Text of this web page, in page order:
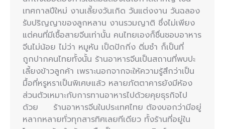
เทศกาลปีใหม่ งานเลี้ยงวันเกิด วันแต่งงาน วันฉลอง
รับปริญญาของลูกหลาน งานรวมญาติ ซึ่งไม่เพียง
แต่คนที่มีเชื้อสายจีนเท่านั้น คนไทยเองก็ชื่นชอบอาหาร
จีนไม่น้อย ไม่ว่า หมูหัน เป็ดปักกิ่ง ติ่มซำ ก็เป็นที่
ถูกปากคนไทยทั้งนั้น ร้านอาหารจีนเป็นสถานที่พบปะ
เลี้ยงข้าวลูกค้า เพราะนอกจากจะให้ความรู้สึกว่าเป็น
มื้อที่หรูหราเป็นพิเศษแล้ว หลายภัตตาคารยังมีห้อง
ส่วนตัวเหมาะกับการทานอาหารไปด้วยคุยธุรกิจไป
ด้วย ร้านอาหารจีนในประเทศไทย ต้องบอกว่ามีอยู่
หลากหลายทั่วทุกสารทิศเลยทีเดียว ทั้งร้านที่อยู่ใน